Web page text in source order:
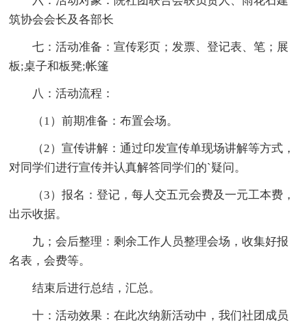
筑协会会长及各部长
七：活动准备：宣传彩页；发票、登记表、笔；展
板;桌子和板凳;帐篷
八：活动流程：
（1）前期准备：布置会场。
（2）宣传讲解：通过印发宣传单现场讲解等方式，
对同学们进行宣传并认真解答同学们的`疑问。
（3）报名：登记，每人交五元会费及一元工本费，
出示收据。
九；会后整理：剩余工作人员整理会场，收集好报
名表，会费等。
结束后进行总结，汇总。
十：活动效果：在此次纳新活动中，我们社团成员